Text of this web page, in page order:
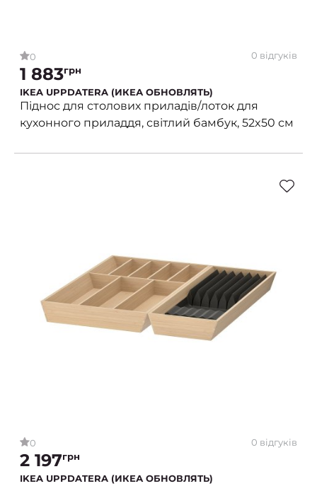
0 0 відгуків
1 883грн
IKEA UPPDATERA (ИКЕА ОБНОВЛЯТЬ)
Піднос для столових приладів/лоток для
кухонного приладдя, світлий бамбук, 52x50 см
0 0 відгуків
2 197грн
IKEA UPPDATERA (ИКЕА ОБНОВЛЯТЬ)